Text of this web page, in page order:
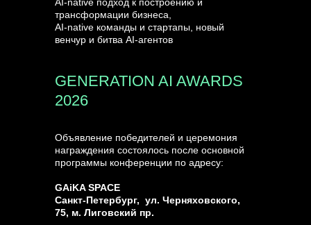
Объявление победителей и церемония
награждения состоялось после основной
программы конференции по адресу:
GAiKA SPACE
Санкт-Петербург, ул. Черняховского,
75, м. Лиговский пр.
GENERATION AI AWARDS
2026
трансформации бизнеса,
AI-native команды и стартапы, новый
венчур и битва AI-агентов